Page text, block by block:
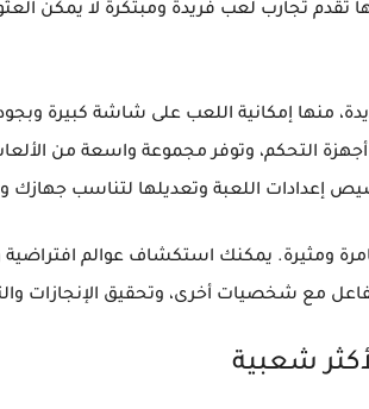
تقدم تجارب لعب فريدة ومبتكرة لا يمكن
منها إمكانية اللعب على شاشة كبيرة
أجهزة التحكم، وتوفر مجموعة واسعة من
إعدادات اللعبة وتعديلها لتناسب جهازك
ومثيرة. يمكنك استكشاف عوالم
مع شخصيات أخرى، وتحقيق الإنجازات
شعبية